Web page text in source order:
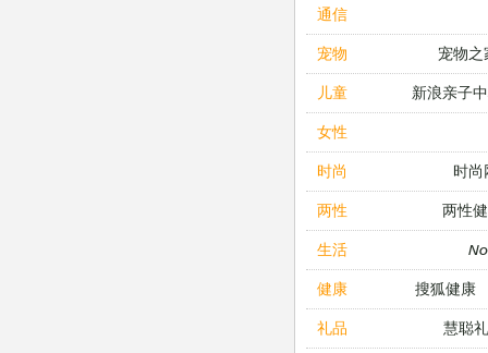
通信
宠物 宠物之
儿童 新浪亲子
女性
时尚 时尚
两性 两性
生活
健康 搜狐健康
礼品 慧聪